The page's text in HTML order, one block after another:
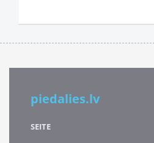
piedalies.lv
SEITE